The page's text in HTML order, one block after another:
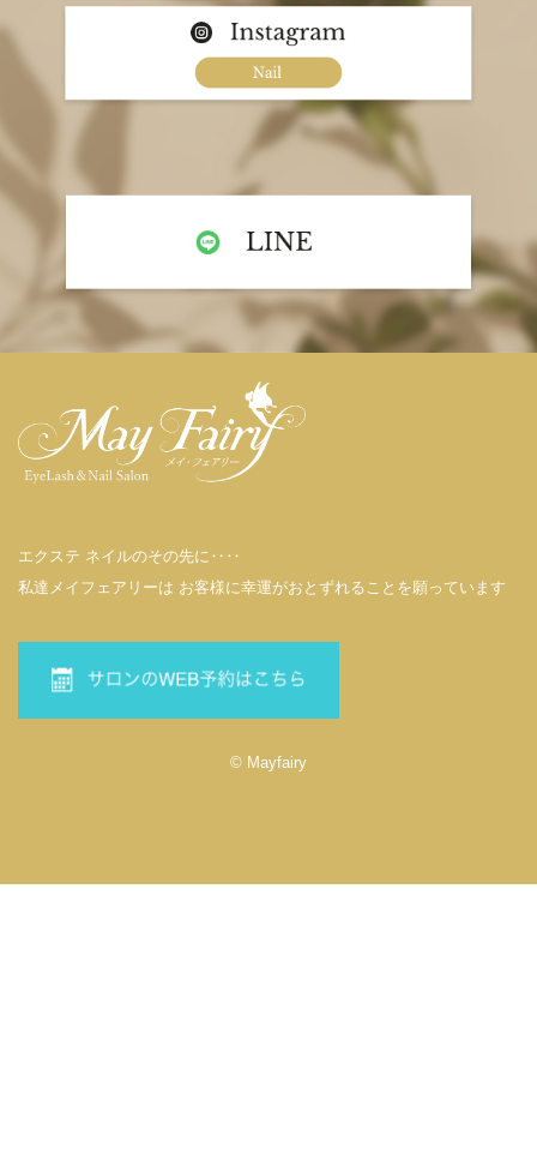
エクステ ネイルのその先に‥‥
私達メイフェアリーは お客様に幸運がおとずれることを願っています
© Mayfairy